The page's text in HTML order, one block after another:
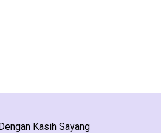
Kasih Sayang